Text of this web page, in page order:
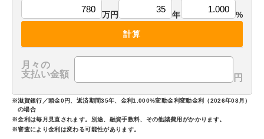
万円 年 %
計算
月々の
支払い金額
円
※滋賀銀行／頭金0円、返済期間35年、金利1.000%変動金利変動金利（2026年08月）
の場合
※金利は毎月見直されます。別途、融資手数料、その他諸費用がかかります。
※審査により金利は変わる可能性があります。